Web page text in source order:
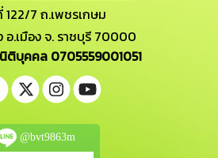
122/7 ถ.เพชรเกษม
อ.เมือง จ. ราชบุรี 70000
ติบุคคล 0705559001051
@bvt9863m